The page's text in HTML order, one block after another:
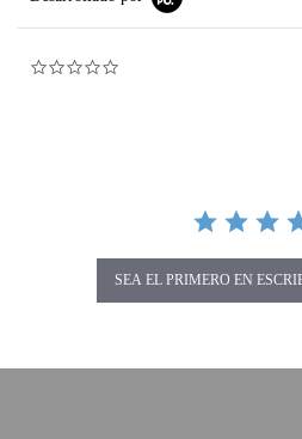
SEA EL PRIMERO EN